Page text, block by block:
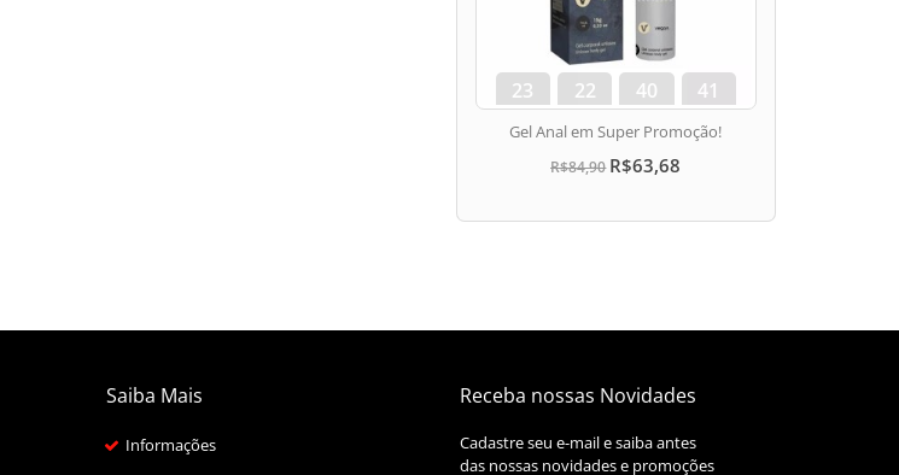
23
dias
22
hora
40
min
41
seg
Gel Anal em Super Promoção!
R$84,90 R$63,68
Saiba Mais
Informações
Receba nossas Novidades
Cadastre seu e-mail e saiba antes
das nossas novidades e promoções